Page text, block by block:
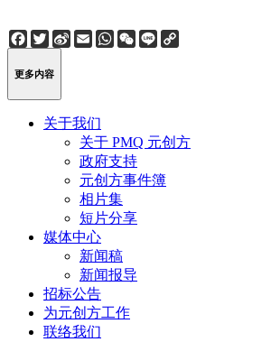
Facebook
Twitter
Sina
Weibo
EmailWhatsApp
WeChat
Line
更多内容
关于我们
关于 PMQ 元创方
政府支持
元创方事件簿
相片集
短片分享
媒体中心
新闻稿
新闻报导
招标公告
为元创方工作
联络我们